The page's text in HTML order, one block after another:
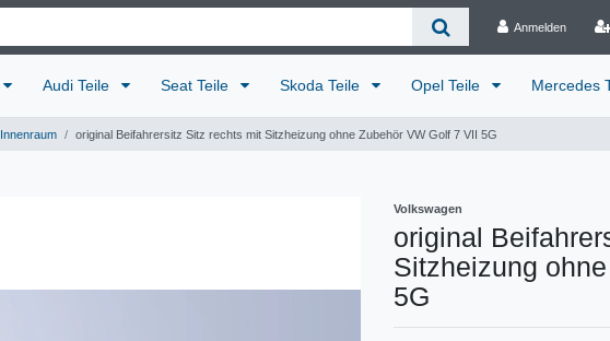
Anmelden
Audi Teile Seat Teile Skoda Teile Opel Teile Mercedes
Innenraum original Beifahrersitz Sitz rechts mit Sitzheizung ohne Zubehör VW Golf 7 VII 5G
Volkswagen
original
Sitzheizung
5G